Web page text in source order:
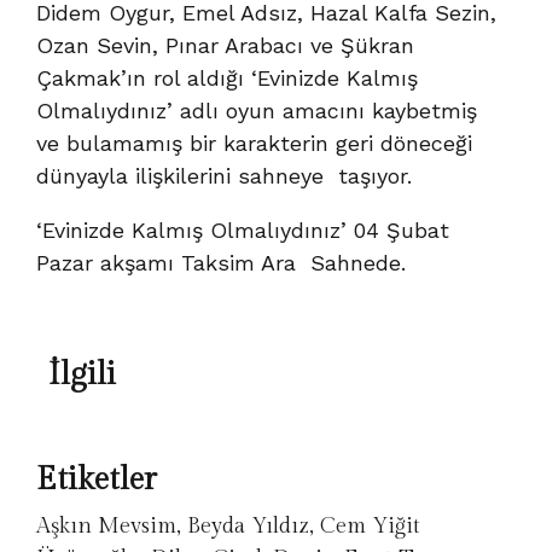
Didem Oygur, Emel Adsız, Hazal Kalfa Sezin,
Ozan Sevin, Pınar Arabacı ve Şükran
Çakmak’ın rol aldığı ‘Evinizde Kalmış
Olmalıydınız’ adlı oyun amacını kaybetmiş
ve bulamamış bir karakterin geri döneceği
dünyayla ilişkilerini sahneye taşıyor.
‘Evinizde Kalmış Olmalıydınız’ 04 Şubat
Pazar akşamı Taksim Ara Sahnede.
İlgili
Etiketler
Aşkın Mevsim, Beyda Yıldız, Cem Yiğit